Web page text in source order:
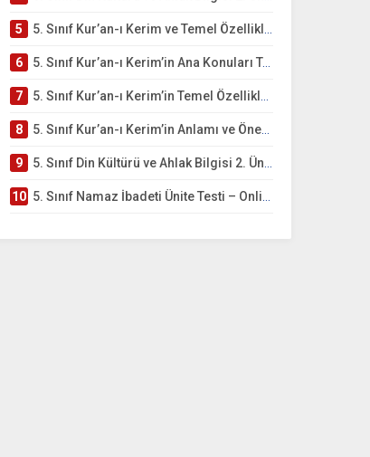
5 5. Sınıf Kur’an-ı Kerim ve Temel Özellikleri Testi – Online Çöz
6 5. Sınıf Kur’an-ı Kerim’in Ana Konuları Testi – Online Çöz
7 5. Sınıf Kur’an-ı Kerim’in Temel Özellikleri ve Önemi Testi – Online Çöz
8 5. Sınıf Kur’an-ı Kerim’in Anlamı ve Önemi Testi – Online Çöz
9 5. Sınıf Din Kültürü ve Ahlak Bilgisi 2. Ünite: Namaz İbadeti Çalışmaları
10 5. Sınıf Namaz İbadeti Ünite Testi – Online Çöz